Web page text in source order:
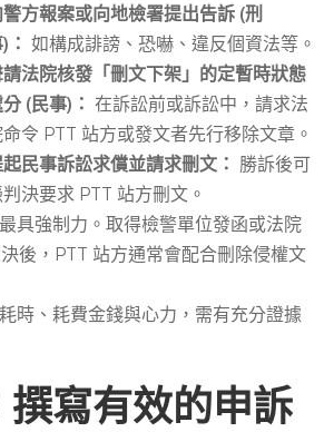
警方報案或向地檢署提出告訴 (刑
： 如構成誹謗、恐嚇、違反個資法等。
法院核發「刪文下架」的定暫時狀態
(民事)： 在訴訟前或訴訟中，請求法
命令 PTT 站方或發文者先行移除文章。
民事訴訟求償並請求刪文： 勝訴後可
判決要求 PTT 站方刪文。
最具強制力。取得檢警單位發函或法院
後，PTT 站方通常會配合刪除侵權文
耗時、耗費金錢與心力，需有充分證據
撰寫有效的申訴